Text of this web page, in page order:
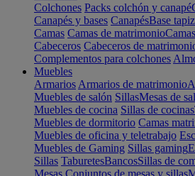
Colchones Packs colchón y canapé
Canapés y bases CanapésBase
Camas Camas de matrimonio
Cabeceros Cabeceros de
Complementos para colchones
Muebles
Armarios Armarios de matrimonio
Muebles de salón SillasMesas de
Muebles de cocina Sillas de cocinas
Muebles de dormitorio Camas
Muebles de oficina y teletrabajo
Muebles de Gaming Sillas gaming
Sillas TaburetesBancosSillas de
Mesas Conjuntos de mesas y sillas